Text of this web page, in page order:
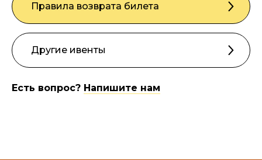
Правила возврата билета
Другие ивенты
Есть вопрос? Напишите нам